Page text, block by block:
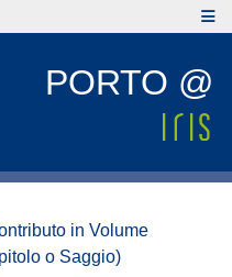
PORTO @
in Volume
o Saggio)